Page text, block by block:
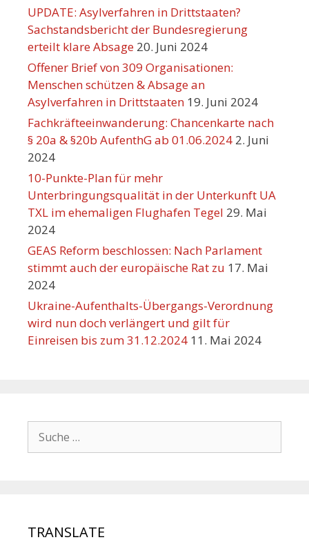
UPDATE: Asylverfahren in Drittstaaten?
Sachstandsbericht der Bundesregierung
erteilt klare Absage 20. Juni 2024
Offener Brief von 309 Organisationen:
Menschen schützen & Absage an
Asylverfahren in Drittstaaten 19. Juni 2024
Fachkräfteeinwanderung: Chancenkarte nach
§ 20a & §20b AufenthG ab 01.06.2024 2. Juni
2024
10-Punkte-Plan für mehr
Unterbringungsqualität in der Unterkunft UA
TXL im ehemaligen Flughafen Tegel 29. Mai
2024
GEAS Reform beschlossen: Nach Parlament
stimmt auch der europäische Rat zu 17. Mai
2024
Ukraine-Aufenthalts-Übergangs-Verordnung
wird nun doch verlängert und gilt für
Einreisen bis zum 31.12.2024 11. Mai 2024
TRANSLATE